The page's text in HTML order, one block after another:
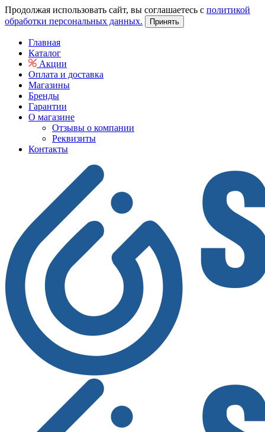
Продолжая использовать сайт, вы соглашаетесь с политикой
обработки персональных данных.
Принять
Главная
Каталог
Акции
Оплата и доставка
Магазины
Бренды
Гарантии
О магазине
Отзывы о компании
Реквизиты
Контакты